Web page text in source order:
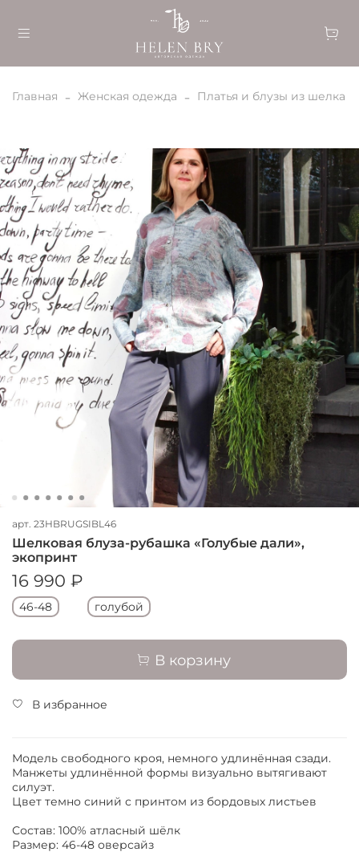
Главная Женская одежда Платья и блузы из шелка
арт. 23HBRUGSIBL46
Шелковая блуза-рубашка «Голубые дали»,
экопринт
16 990 ₽
46-48 голубой
В корзину
В избранное
Модель свободного кроя, немного удлинённая сзади.
Манжеты удлинённой формы визуально вытягивают
силуэт.
Цвет темно синий с принтом из бордовых листьев
Состав: 100% атласный шёлк
Размер: 46-48 оверсайз